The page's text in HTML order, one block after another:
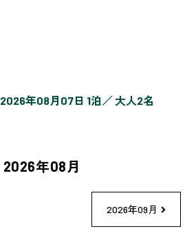
2026年08月07日 1泊 大人2名
2026年08月
2026年09月